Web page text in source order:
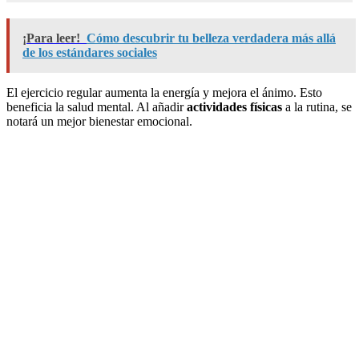
¡Para leer! Cómo descubrir tu belleza verdadera más allá
de los estándares sociales
El ejercicio regular aumenta la energía y mejora el ánimo. Esto
beneficia la salud mental. Al añadiractividades físicas a la rutina, se
notará un mejor bienestar emocional.